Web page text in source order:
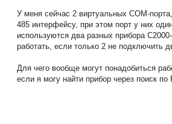
У меня сейчас 2 виртуальных COM-
485 интерфейсу, при этом порт у них
используются два разных прибора
работать, если только 2 не подключить
Для чего вообще могут понадобиться
если я могу найти прибор через поиск по